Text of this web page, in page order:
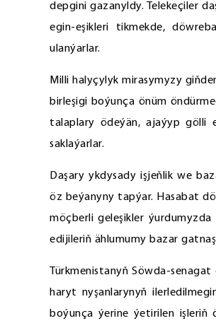
depgini gazanyldy. Telekeçiler
egin-eşikleri tikmekde,
ulanýarlar.
Milli halyçylyk mirasymyzy
birleşigi boýunça önüm
talaplary ödeýän, ajaýyp gölli
saklaýarlar.
Daşary ykdysady işjeňlik we
öz beýanyny tapýar. Hasabat
möçberli geleşikler
edijileriň ählumumy bazar
Türkmenistanyň Söwda-
haryt nyşanlarynyň
boýunça ýerine ýetirilen işleriň